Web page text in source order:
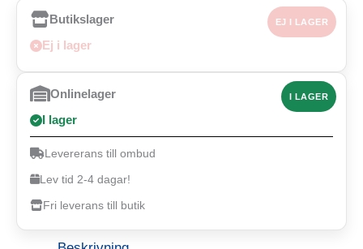
Butikslager EJ I LAGER
Ej i lager
Onlinelager I LAGER
I lager
Levererans till ombud
Lev tid 2-4 dagar!
Fri leverans till butik